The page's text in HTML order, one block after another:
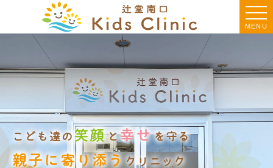
MENU
こども達の 笑顔と幸せを守る
親子に寄り添う クリニック